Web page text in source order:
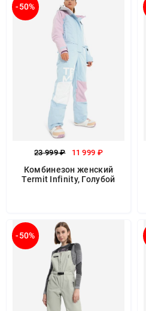
-50%
23 999 ₽ 11 999 ₽
Комбинезон женский
Termit Infinity, Голубой
-50%